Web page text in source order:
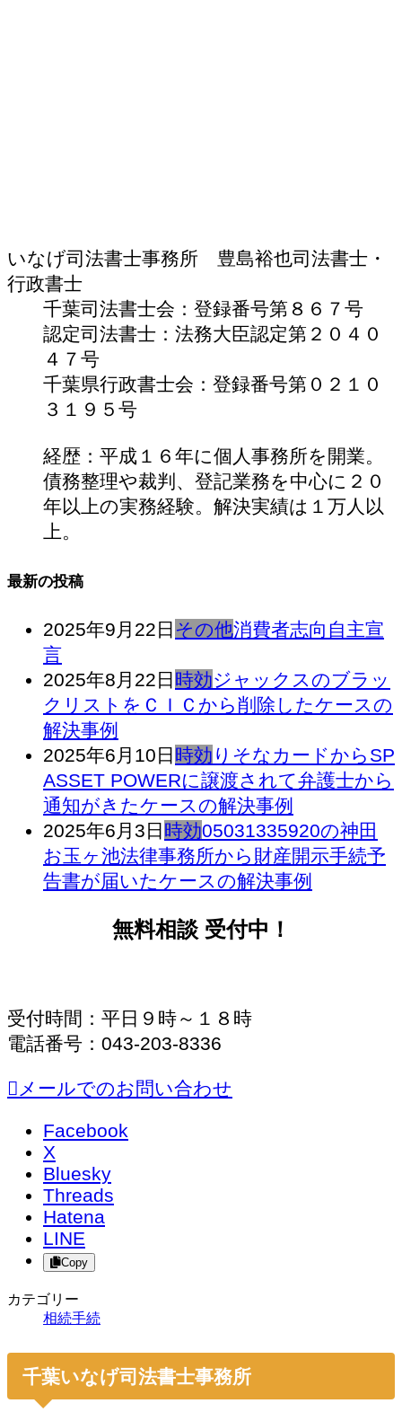
いなげ司法書士事務所 豊島裕也司法書士・
行政書士
千葉司法書士会：登録番号第８６７号
認定司法書士：法務大臣認定第２０４０
４７号
千葉県行政書士会：登録番号第０２１０
３１９５号
経歴：平成１６年に個人事務所を開業。
債務整理や裁判、登記業務を中心に２０
年以上の実務経験。解決実績は１万人以
上。
最新の投稿
2025年9月22日 その他消費者志向自主宣
言
2025年8月22日 時効ジャックスのブラッ
クリストをＣＩＣから削除したケースの
解決事例
2025年6月10日 時効 りそなカードからSP
ASSET POWERに譲渡されて弁護士から
通知がきたケースの解決事例
2025年6月3日 時効05031335920の神田
お玉ヶ池法律事務所から財産開示手続予
告書が届いたケースの解決事例
無料相談 受付中！
受付時間：平日９時～１８時
電話番号：043-203-8336
メールでのお問い合わせ
Facebook
X
Bluesky
Threads
Hatena
LINE
Copy
カテゴリー
相続手続
千葉いなげ司法書士事務所